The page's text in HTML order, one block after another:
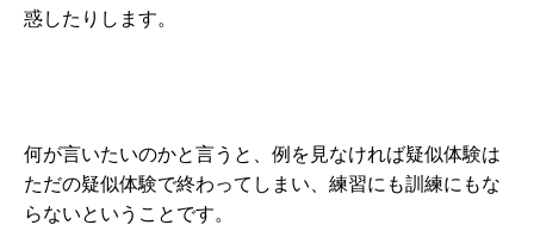
惑したりします。
何が言いたいのかと言うと、例を見なければ疑似体験は
ただの疑似体験で終わってしまい、練習にも訓練にもな
らないということです。